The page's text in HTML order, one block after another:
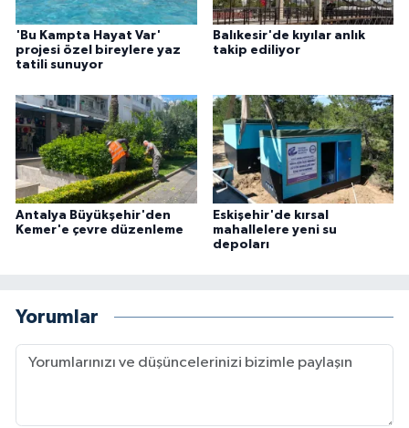
'Bu Kampta Hayat Var'
projesi özel bireylere yaz
tatili sunuyor
Balıkesir'de kıyılar anlık
takip ediliyor
Antalya Büyükşehir'den
Kemer'e çevre düzenleme
Eskişehir'de kırsal
mahallelere yeni su
depoları
Yorumlar